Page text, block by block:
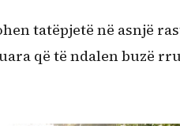
tatëpjetë në asnjë
që të ndalen buzë